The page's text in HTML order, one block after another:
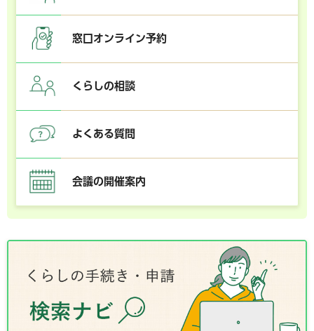
窓口オンライン予約
くらしの相談
よくある質問
会議の開催案内